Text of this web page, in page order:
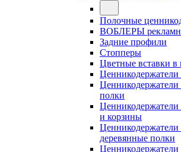
Полочные
ВОБЛЕРЫ
Задние профили
Стопперы
Цветные вставки в
полки
Ценникодержатели
и корзины
Ценникодержатели
деревянные полки
Ценникодержатели